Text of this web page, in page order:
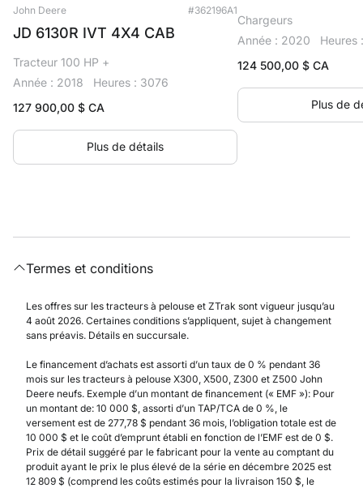
John Deere #362196A1
JD 6130R IVT 4X4 CAB
Tracteur 100 HP +
Année : 2018
Heures : 3076
127 900,00 $ CA
Plus de détails
Chargeurs
Année : 2020
Heures
124 500,00$ CA
Plus de
Termes et conditions
Les offres sur les tracteurs à pelouse et ZTrak sont vigueur jusqu’au
4 août 2026. Certaines conditions s’appliquent, sujet à changement
sans préavis. Détails en succursale.
Le financement d’achats est assorti d’un taux de 0 % pendant 36
mois sur les tracteurs à pelouse X300, X500, Z300 et Z500 John
Deere neufs. Exemple d’un montant de financement (« EMF »): Pour
un montant de: 10 000 $, assorti d’un TAP/TCA de 0 %, le
versement est de 277,78 $ pendant 36 mois, l’obligation totale est de
10 000 $ et le coût d’emprunt établi en fonction de l’EMF est de 0 $.
Prix de détail suggéré par le fabricant pour la vente au comptant du
produit ayant le prix le plus élevé de la série en décembre 2025 est
12 809 $ (comprend les coûts estimés pour la livraison 150 $, le